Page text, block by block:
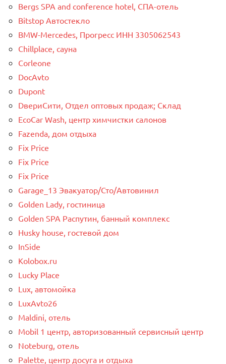
Bergs SPA and conference hotel, СПА-отель
Bitstop Автостекло
BMW-Mercedes, Прогресс ИНН 3305062543
Chillplace, сауна
Corleone
DocAvto
Dupont
DвериСити, Отдел оптовых продаж; Склад
EcoCar Wash, центр химчистки салонов
Fazenda, дом отдыха
Fix Price
Fix Price
Fix Price
Garage_13 Эвакуатор/Сто/Автовинил
Golden Lady, гостиница
Golden SPA Распутин, банный комплекс
Husky house, гостевой дом
InSide
Kolobox.ru
Lucky Place
Lux, автомойка
LuxAvto26
Maldini, отель
Mobil 1 центр, авторизованный сервисный центр
Noteburg, отель
Palette, центр досуга и отдыха